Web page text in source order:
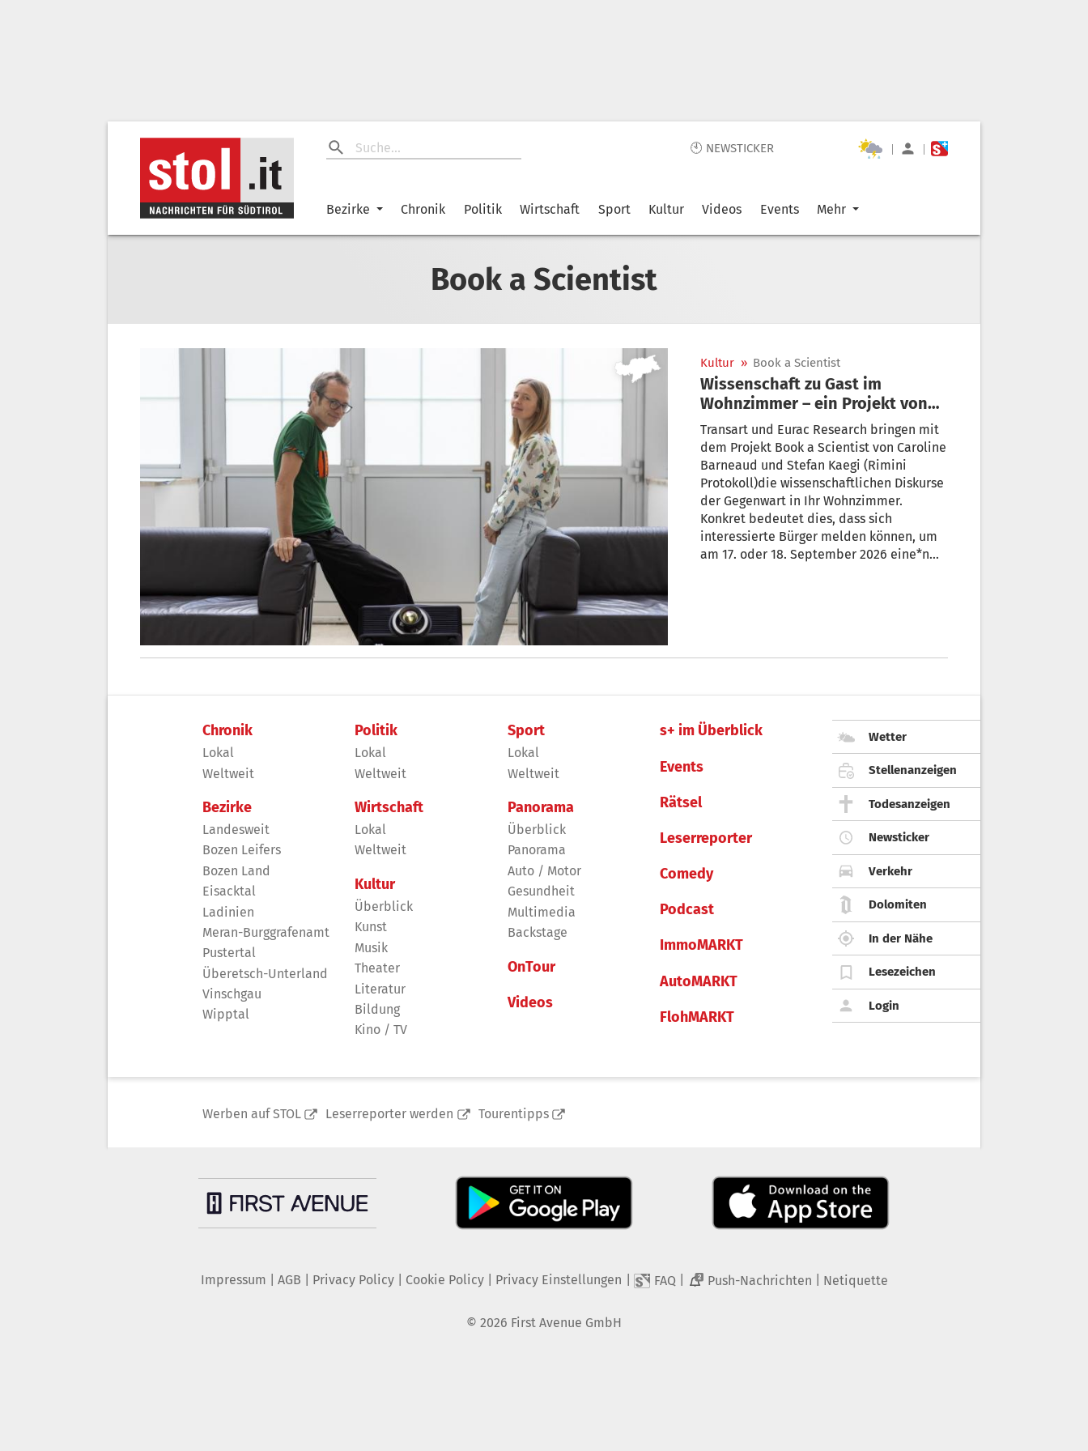
🕙 NEWSTICKER | |
Bezirke Chronik Politik Wirtschaft Sport Kultur Videos Events Mehr
Book a Scientist
Kultur » Book a Scientist
Wissenschaft zu Gast im
Wohnzimmer – ein Projekt von
Transart und EURAC
Transart und Eurac Research bringen mit
dem Projekt Book a Scientist von Caroline
Barneaud und Stefan Kaegi (Rimini
Protokoll)die wissenschaftlichen Diskurse
der Gegenwart in Ihr Wohnzimmer.
Konkret bedeutet dies, dass sich
interessierte Bürger melden können, um
am 17. oder 18. September 2026 eine*n
Chronik
Lokal
Weltweit
Bezirke
Landesweit
Bozen Leifers
Bozen Land
Eisacktal
Ladinien
Meran-Burggrafenamt
Pustertal
Überetsch-Unterland
Vinschgau
Wipptal
Politik
Lokal
Weltweit
Wirtschaft
Lokal
Weltweit
Kultur
Überblick
Kunst
Musik
Theater
Literatur
Bildung
Kino / TV
Sport
Lokal
Weltweit
Panorama
Überblick
Panorama
Auto / Motor
Gesundheit
Multimedia
Backstage
OnTour
Videos
s+ im Überblick
Events
Rätsel
Leserreporter
Comedy
Podcast
ImmoMARKT
AutoMARKT
FlohMARKT
Wetter
Stellenanzeigen
Todesanzeigen
Newsticker
Verkehr
Dolomiten
In der Nähe
Lesezeichen
Login
Werben auf STOL Leserreporter werden Tourentipps
Impressum AGB Privacy Policy| Cookie Policy| Privacy Einstellungen FAQ 2 Push-Nachrichten Netiquette
© 2026 First Avenue GmbH